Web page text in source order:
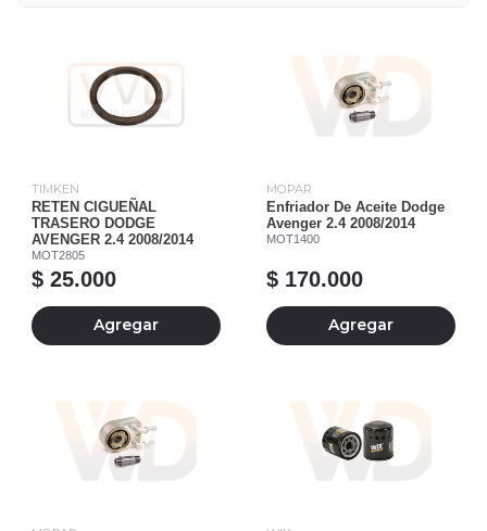
TIMKEN
RETEN CIGUEÑAL
TRASERO DODGE
AVENGER 2.4 2008/2014
MOT2805
$ 25.000
Agregar
MOPAR
Enfriador De Aceite Dodge
Avenger 2.4 2008/2014
MOT1400
$ 170.000
Agregar